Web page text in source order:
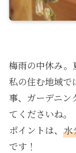
梅雨の中休み。
私の住む地域で
事、ガーデニン
てくださいね。
ポイントは、 水
です！